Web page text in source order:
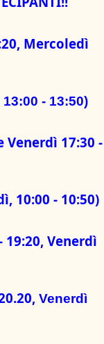
Mercoledì
- 13:50)
Venerdì 17:30 -
10:00 - 10:50)
Venerdì
Venerdì